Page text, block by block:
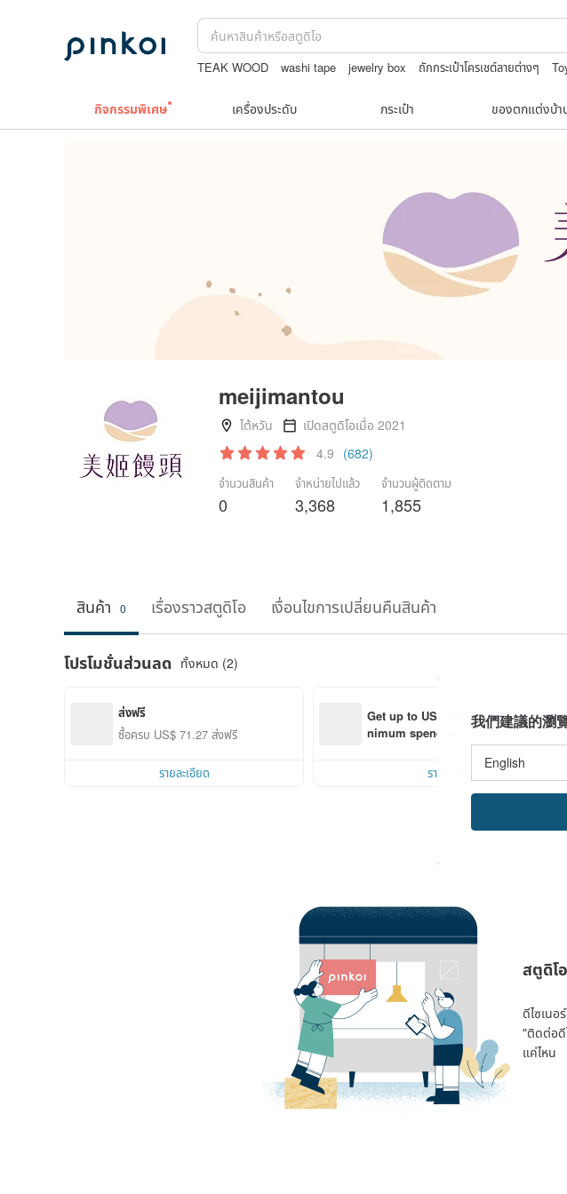
TEAK WOOD washi tape jewelry box ถักกระเป๋าโครเชต์ลายต่างๆ
กิจกรรมพิเศษ เครื่องประดับ กระเป๋า ของตกแต่งบ้า
meijimantou
ไต้หวัน
เปิดสตูดิโอเมื่อ 2021
4.9 (682)
จำนวนสินค้า
0
จำหน่ายไปแล้ว
3,368
จำนวนผู้ติดตาม
1,855
สินค้า 0 เรื่องราวสตูดิโอ เงื่อนไขการเปลี่ยนคืนสินค้า
โปรโมชั่นส่วนลด ทั้งหมด (2)
ส่งฟรี
ซื้อครบ US$ 71.27 ส่งฟรี
รายละเอียด
Get up to US$ 6.00 off shipping
nimum spend on your first Pinkoi
order within 7 days!
รายละเอียด
สตูดิโ
ดีไซเน
"ติดต่อดี
แค่ไหน
我們建議的瀏